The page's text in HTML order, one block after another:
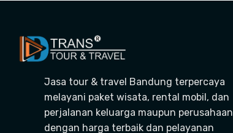
Jasa tour & travel Bandung terpercaya
melayani paket wisata, rental mobil, dan
perjalanan keluarga maupun perusahaan
dengan harga terbaik dan pelayanan